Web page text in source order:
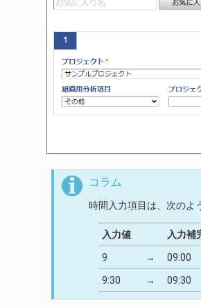
コラム
時間入力項目は、次のよ
入力値 入力補
9 → 09:00
9:30 → 09:30